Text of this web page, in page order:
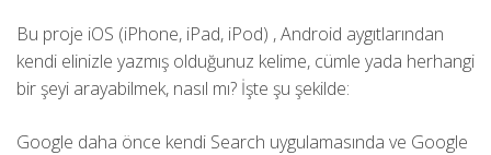
Bu proje iOS (iPhone, iPad, iPod) , Android aygıtlarından
kendi elinizle yazmış olduğunuz kelime, cümle yada herhangi
bir şeyi arayabilmek, nasıl mı? İşte şu şekilde:
Google daha önce kendi Search uygulamasında ve Google